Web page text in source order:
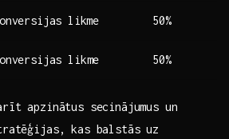
⁢likme 50%
likme 50%
apzinātus secinājumus un
kas balstās uz